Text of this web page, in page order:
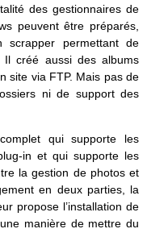
des gestionnaires de
peuvent être préparés,
permettant de
Il créé aussi des albums
site via FTP. Mais pas de
ni de support des
qui supporte les
in et qui supporte les
la gestion de photos et
en deux parties, la
propose l’installation de
manière de mettre du